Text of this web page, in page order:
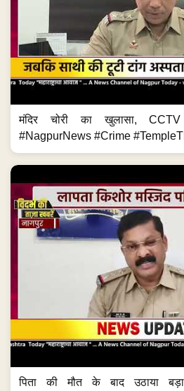
मंदिर चोरी का खुलासा, CCTV
#NagpurNews #Crime
पिता की मौत के बाद उठाया